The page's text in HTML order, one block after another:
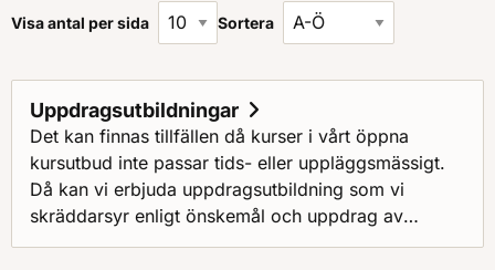
Visa antal per sida Sortera
Uppdragsutbildningar
Det kan finnas tillfällen då kurser i vårt öppna
kursutbud inte passar tids- eller uppläggsmässigt.
Då kan vi erbjuda uppdragsutbildning som vi
skräddarsyr enligt önskemål och uppdrag av
kunden.